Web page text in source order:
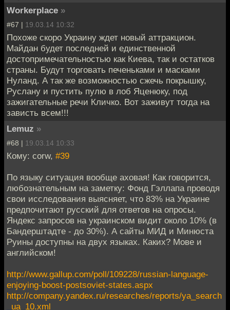
Workerplace »
#67 | 19.03.14 10:32
Похоже скоро Украину ждет новый аттракцион.
Майдан будет последней и единственной
достопримечательностью как Киева, так и остатков
страны. Будут торговать печеньками и масками
Нуланд. А так же возможностью сжечь покрышку,
Руслану и пустить пулю в лоб Яценюку, под
зажигательные речи Кличко. Вот заживут тогда на
зависть всем!!!
Lemuz »
#68 | 19.03.14 10:33
Кому: corw, #39
По языку ситуация вообще аховая! Как говорится,
любознательным на заметку: Фонд Гэллапа проводя
свои исследования выясняет, что 83% на Украине
предпочитают русский для ответов на опросы.
Яндекс запросов на украинском видит около 10% (в
Бандерштадте - до 30%). А сайты МИД и Минюста
Руины доступны на двух языках. Каких? Мове и
английском!
http://www.gallup.com/poll/109228/russian-language-
enjoying-boost-postsoviet-states.aspx
http://company.yandex.ru/researches/reports/ya_search
_ua_10.xml